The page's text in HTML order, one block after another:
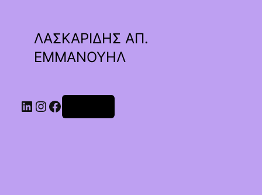
ΛΑΣΚΑΡΙΔΗΣ ΑΠ.
ΕΜΜΑΝΟΥΗΛ
Linkedin
Instagram
Facebook